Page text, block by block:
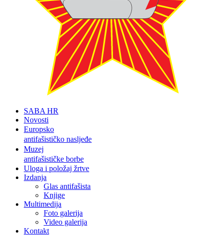
SABA HR
Novosti
Europsko
antifašističko nasljeđe
Muzej
antifašističke borbe
Uloga i položaj žrtve
Izdanja
Glas antifašista
Knjige
Multimedija
Foto galerija
Video galerija
Kontakt